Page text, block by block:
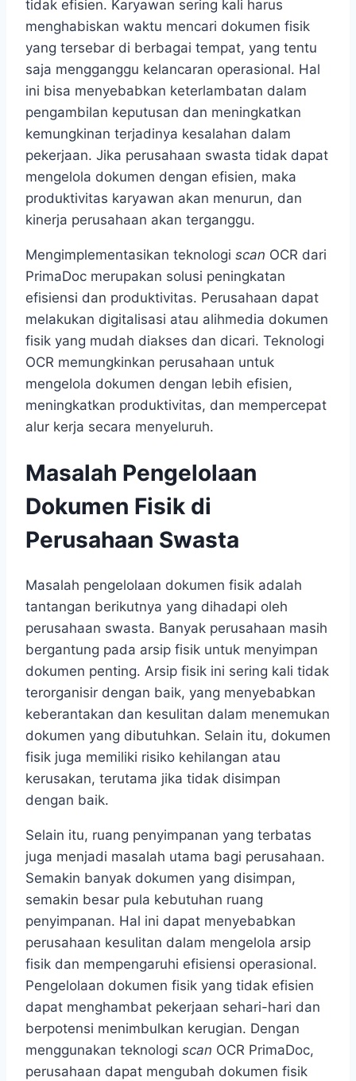
tidak efisien. Karyawan sering kali harus
menghabiskan waktu mencari dokumen fisik
yang tersebar di berbagai tempat, yang tentu
saja mengganggu kelancaran operasional. Hal
ini bisa menyebabkan keterlambatan dalam
pengambilan keputusan dan meningkatkan
kemungkinan terjadinya kesalahan dalam
pekerjaan. Jika perusahaan swasta tidak dapat
mengelola dokumen dengan efisien, maka
produktivitas karyawan akan menurun, dan
kinerja perusahaan akan terganggu.
Mengimplementasikan teknologi scan OCR dari
PrimaDoc merupakan solusi peningkatan
efisiensi dan produktivitas. Perusahaan dapat
melakukan digitalisasi atau alihmedia dokumen
fisik yang mudah diakses dan dicari. Teknologi
OCR memungkinkan perusahaan untuk
mengelola dokumen dengan lebih efisien,
meningkatkan produktivitas, dan mempercepat
alur kerja secara menyeluruh.
Masalah Pengelolaan
Dokumen Fisik di
Perusahaan Swasta
Masalah pengelolaan dokumen fisik adalah
tantangan berikutnya yang dihadapi oleh
perusahaan swasta. Banyak perusahaan masih
bergantung pada arsip fisik untuk menyimpan
dokumen penting. Arsip fisik ini sering kali tidak
terorganisir dengan baik, yang menyebabkan
keberantakan dan kesulitan dalam menemukan
dokumen yang dibutuhkan. Selain itu, dokumen
fisik juga memiliki risiko kehilangan atau
kerusakan, terutama jika tidak disimpan
dengan baik.
Selain itu, ruang penyimpanan yang terbatas
juga menjadi masalah utama bagi perusahaan.
Semakin banyak dokumen yang disimpan,
semakin besar pula kebutuhan ruang
penyimpanan. Hal ini dapat menyebabkan
perusahaan kesulitan dalam mengelola arsip
fisik dan mempengaruhi efisiensi operasional.
Pengelolaan dokumen fisik yang tidak efisien
dapat menghambat pekerjaan sehari-hari dan
berpotensi menimbulkan kerugian. Dengan
menggunakan teknologi scan OCR PrimaDoc,
perusahaan dapat mengubah dokumen fisik